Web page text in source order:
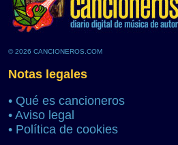
© 2026 CANCIONEROS.COM
Notas legales
• Qué es cancioneros
• Aviso legal
• Política de cookies